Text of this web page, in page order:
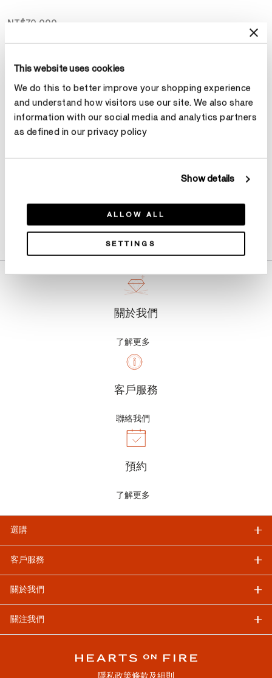
This website uses cookies
We do this to better improve your shopping experience
and understand how visitors use our site. We also share
information with our social media and analytics partners
as defined in our privacy policy
Show details
ALLOW ALL
SETTINGS
NT$70,000
選擇 金屬
預約鑑賞
產品詳情
關於我們
了解更多
客戶服務
聯絡我們
預約
了解更多
選購
客戶服務
關於我們
關注我們